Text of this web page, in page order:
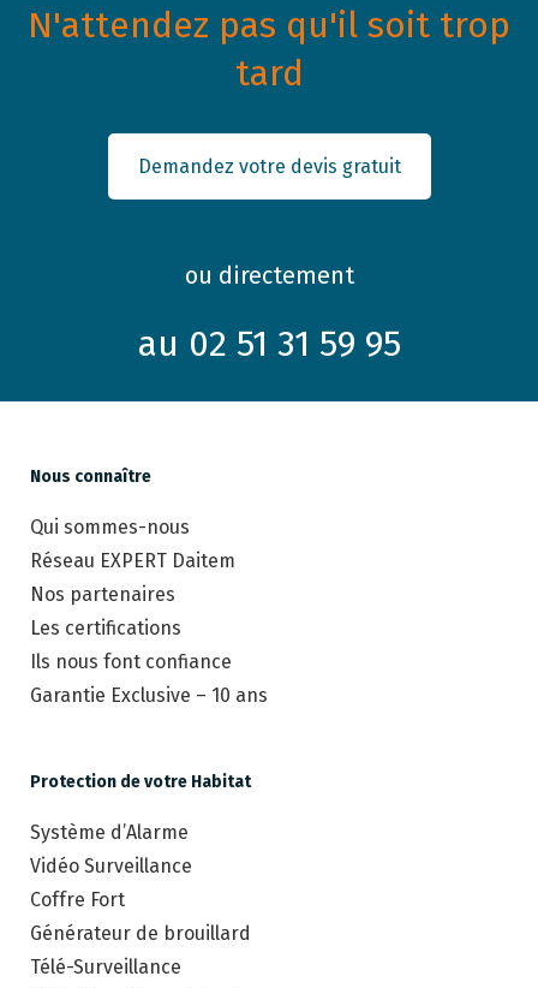
N'attendez pas qu'il soit trop
tard
Demandez votre devis gratuit
ou directement
au 02 51 31 59 95
Nous connaître
Qui sommes-nous
Réseau EXPERT Daitem
Nos partenaires
Les certifications
Ils nous font confiance
Garantie Exclusive – 10 ans
Protection de votre Habitat
Système d’Alarme
Vidéo Surveillance
Coffre Fort
Générateur de brouillard
Télé-Surveillance